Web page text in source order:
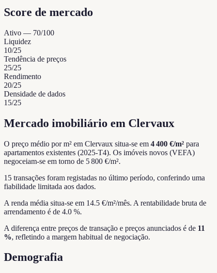
Score de mercado
Ativo — 70/100
Liquidez
10/25
Tendência de preços
25/25
Rendimento
20/25
Densidade de dados
15/25
Mercado imobiliário em Clervaux
O preço médio por m² em Clervaux situa-se em 4 400 €/m² para
apartamentos existentes (2025-T4). Os imóveis novos (VEFA)
negoceiam-se em torno de 5 800 €/m².
15 transações foram registadas no último período, conferindo uma
fiabilidade limitada aos dados.
A renda média situa-se em 14.5 €/m²/mês. A rentabilidade bruta de
arrendamento é de 4.0 %.
A diferença entre preços de transação e preços anunciados é de 11
%, refletindo a margem habitual de negociação.
Demografia